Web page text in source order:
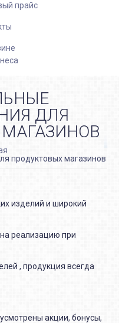
прайс
ДЛЯ
продуктовых магазинов
изделий и широкий
реализацию при
, продукция всегда
акции, бонусы,